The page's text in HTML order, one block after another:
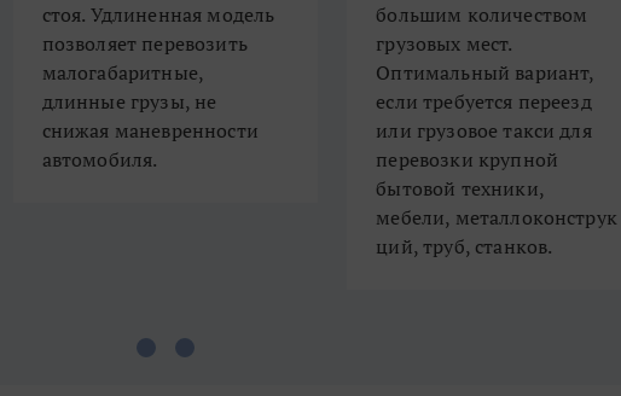
стоя. Удлиненная модель
позволяет перевозить
малогабаритные,
длинные грузы, не
снижая маневренности
автомобиля.
большим количеством
грузовых мест.
Оптимальный вариант,
если требуется переезд
или грузовое такси для
перевозки крупной
бытовой техники,
мебели, металлоконструк
ций, труб, станков.